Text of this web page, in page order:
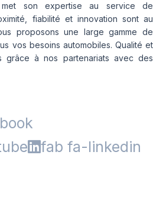
met son expertise au service de
fiabilité et innovation sont au
proposons une large gamme de
vos besoins automobiles. Qualité et
grâce à nos partenariats avec des
fab fa-linkedin